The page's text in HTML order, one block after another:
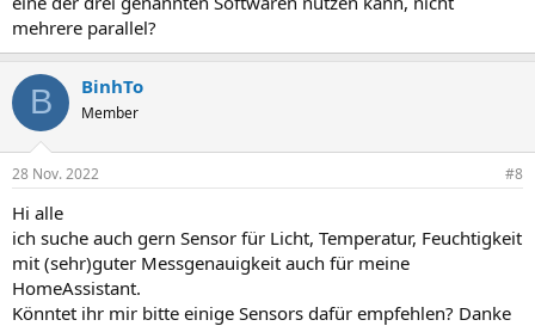
mehrere parallel?
B BinhTo
Member
28 Nov. 2022 #8
Hi alle
ich suche auch gern Sensor für Licht, Temperatur, Feuchtigkeit
mit (sehr)guter Messgenauigkeit auch für meine
HomeAssistant.
Könntet ihr mir bitte einige Sensors dafür empfehlen? Danke